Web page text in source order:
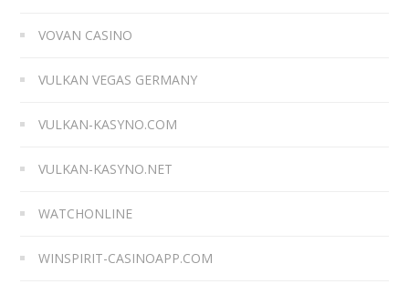
VOVAN CASINO
VULKAN VEGAS GERMANY
VULKAN-KASYNO.COM
VULKAN-KASYNO.NET
WATCHONLINE
WINSPIRIT-CASINOAPP.COM